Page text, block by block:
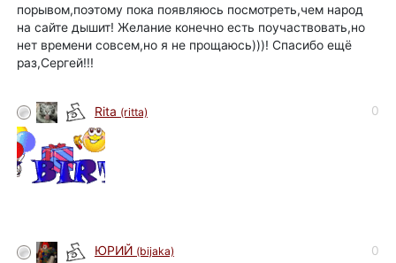
порывом,поэтому пока появляюсь посмотреть,чем народ
на сайте дышит! Желание конечно есть поучаствовать,но
нет времени совсем,но я не прощаюсь)))! Спасибо ещё
раз,Сергей!!!
Rita (ritta) 0
ЮРИЙ (bijaka)
0